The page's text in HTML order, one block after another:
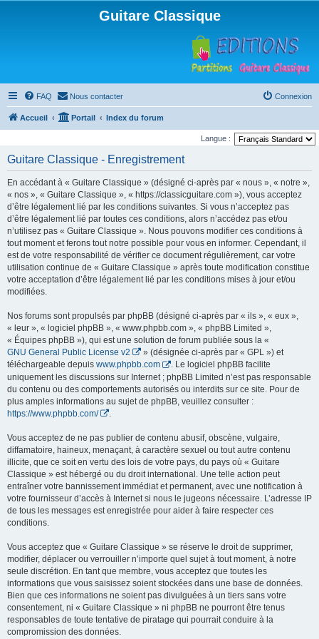
Guitare Classique
FAQ Nous contacter Connexion
Accueil Portail Index du forum
Langue :
Guitare Classique - Enregistrement
En accédant à « Guitare Classique » (désigné ci-après par « nous », « notre »,
« nos », « Guitare Classique », « https://classicguitare.com »), vous acceptez
d’être légalement lié par les conditions suivantes. Si vous n’acceptez pas
d’être légalement lié par toutes ces conditions, alors n’accédez pas et/ou
n’utilisez pas « Guitare Classique ». Nous pouvons modifier ces conditions à
tout moment et ferons tout notre possible pour vous en informer. Cependant, il
est de votre responsabilité de vérifier ce document régulièrement, car votre
utilisation continue de « Guitare Classique » après toute modification constitue
votre acceptation d’être légalement lié par les conditions mises à jour et/ou
modifiées.
Nos forums sont propulsés par phpBB (désigné ci-après par « ils », « eux »,
« leur », « logiciel phpBB », « www.phpbb.com », « phpBB Limited »,
« Équipes phpBB »), qui est une solution de forum publiée sous la «
GNU General Public License v2
» (désignée ci-après par « GPL ») et
téléchargeable depuis www.phpbb.com
. Le logiciel phpBB facilite
uniquement les discussions sur Internet ; phpBB Limited n’est pas responsable
du contenu ou des comportements autorisés ou interdits sur ce site. Pour de
plus amples informations au sujet de phpBB, veuillez consulter :
https://www.phpbb.com/
Vous acceptez de ne pas publier de contenu abusif, obscène, vulgaire,
diffamatoire, haineux, menaçant, à caractère sexuel ou tout autre contenu
illicite, que ce soit en vertu des lois de votre pays, du pays où « Guitare
Classique » est hébergé ou du droit international. Une telle action peut
entraîner votre bannissement immédiat et permanent, avec une notification à
votre fournisseur d’accès à Internet si nous le jugeons nécessaire. L’adresse IP
de tous les messages est enregistrée pour aider à faire respecter ces
conditions.
Vous acceptez que « Guitare Classique » se réserve le droit de supprimer,
modifier, déplacer ou verrouiller n’importe quel sujet à tout moment, à notre
seule discrétion. En tant que membre, vous acceptez que toutes les
informations que vous saisissez soient stockées dans une base de données.
Bien que ces informations ne soient pas divulguées à un tiers sans votre
consentement, ni « Guitare Classique » ni phpBB ne pourront être tenus
responsables de toute tentative de piratage qui pourrait conduire à la
compromission des données.